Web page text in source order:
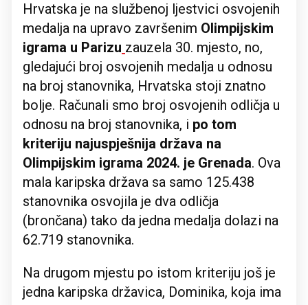
Hrvatska je na službenoj ljestvici osvojenih
medalja na upravo završenim Olimpijskim
igrama u Parizu zauzela 30. mjesto, no,
gledajući broj osvojenih medalja u odnosu
na broj stanovnika, Hrvatska stoji znatno
bolje. Računali smo broj osvojenih odličja u
odnosu na broj stanovnika, i po tom
kriteriju najuspješnija država na
Olimpijskim igrama 2024. je Grenada. Ova
mala karipska država sa samo 125.438
stanovnika osvojila je dva odličja
(brončana) tako da jedna medalja dolazi na
62.719 stanovnika.
Na drugom mjestu po istom kriteriju još je
jedna karipska državica, Dominika, koja ima